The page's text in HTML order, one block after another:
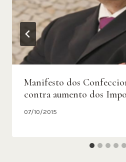
Manifesto dos
contra aumento dos
07/10/2015